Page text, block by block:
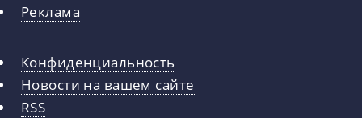
Реклама
Конфиденциальность
Новости на вашем сайте
RSS